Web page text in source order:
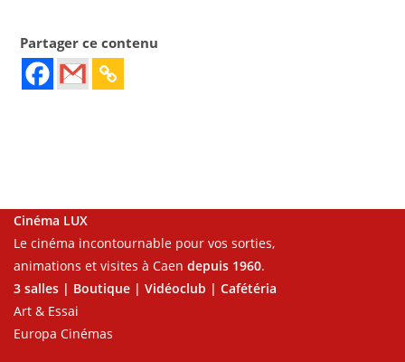
Partager ce contenu
Cinéma LUX
Le cinéma incontournable pour vos sorties,
animations et visites à Caen depuis 1960.
3 salles | Boutique | Vidéoclub | Cafétéria
Art & Essai
Europa Cinémas